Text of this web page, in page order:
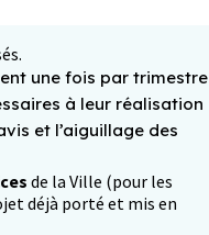
une fois par trimestre
à leur réalisation
et l’aiguillage des
de la Ville (pour les
déjà porté et mis en